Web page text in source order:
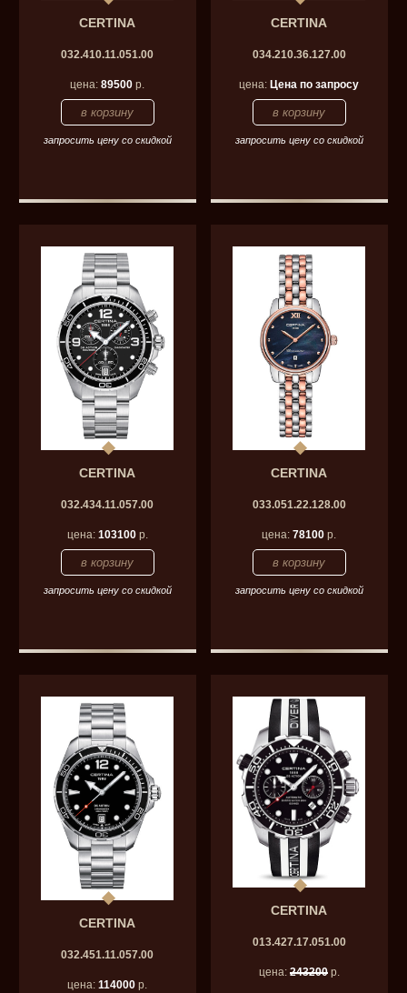
CERTINA
032.410.11.051.00
цена:89500 р.
запросить цену со скидкой
CERTINA
034.210.36.127.00
цена: Цена по запросу
запросить цену со скидкой
CERTINA
032.434.11.057.00
цена: 103100р.
запросить цену со скидкой
CERTINA
033.051.22.128.00
цена:78100 р.
запросить цену со скидкой
CERTINA
032.451.11.057.00
цена:114000 р.
CERTINA
013.427.17.051.00
цена: 243200р.